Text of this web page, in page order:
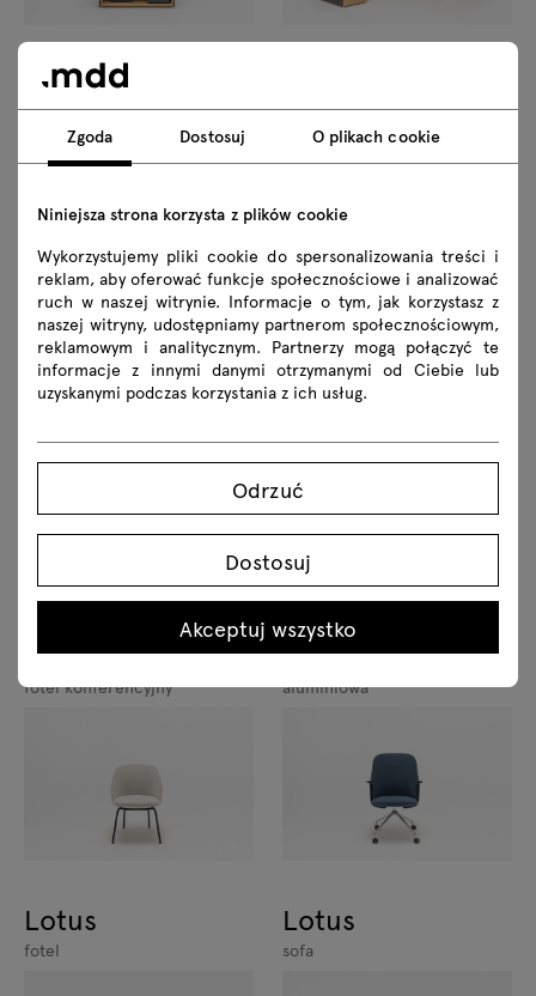
Viga
biurko gabinetowe z
kontenerem
Viga
biurko z szafką
Paralel
fotel lounge obrotowy
Paralel
fotel konferencyjny obrotowy
Paralel
fotel konferencyjny
Paralel
aluminiowa
Lotus
fotel
Lotus
sofa
Zgoda Dostosuj O plikach cookie
Niniejsza strona korzysta z plików cookie
Wykorzystujemy pliki cookie do spersonalizowania treści i
reklam, aby oferować funkcje społecznościowe i analizować
ruch w naszej witrynie. Informacje o tym, jak korzystasz z
naszej witryny, udostępniamy partnerom społecznościowym,
reklamowym i analitycznym. Partnerzy mogą połączyć te
informacje z innymi danymi otrzymanymi od Ciebie lub
uzyskanymi podczas korzystania z ich usług.
Odrzuć
Dostosuj
Akceptuj wszystko